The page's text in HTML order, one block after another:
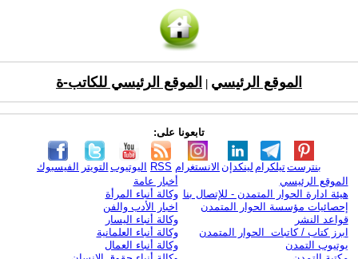
الموقع الرئيسي الموقع الرئيسي للكاتب-ة
تابعونا على:
الفيسبوك التويتر اليوتيوب RSS الانستغرام لينكدإن تيلكرامبنترست
الموقع الرئيسي
هيئة ادارة الحوار المتمدن - للإتصال بنا
إحصائيات مؤسسة الحوار المتمدن
قواعد النشر
ابرز كتاب / كاتبات الحوار المتمدن
يوتيوب التمدن
أخبار عامة
وكالة أنباء المرأة
اخبار الأدب والفن
وكالة أنباء اليسار
وكالة أنباء العلمانية
وكالة أنباء العمال